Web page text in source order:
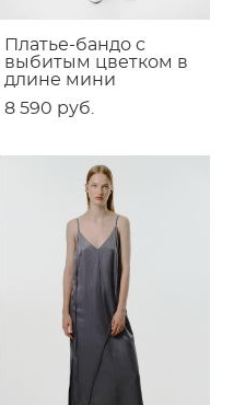
Платье-бандо с
выбитым цветком в
длине мини
8 590 pуб.